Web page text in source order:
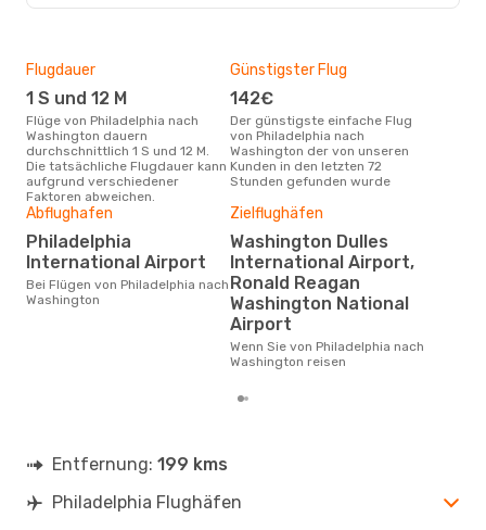
Flugdauer
1 S und 12 M
Flüge von Philadelphia nach
Washington dauern
durchschnittlich 1 S und 12 M.
Die tatsächliche Flugdauer kann
aufgrund verschiedener
Faktoren abweichen.
Günstigster Flug
142€
Der günstigste einfache Flug
von Philadelphia nach
Washington der von unseren
Kunden in den letzten 72
Stunden gefunden wurde
Abflughafen
Philadelphia
International Airport
Bei Flügen von Philadelphia nach
Washington
Zielflughäfen
Washington Dulles
International Airport,
Ronald Reagan
Washington National
Airport
Wenn Sie von Philadelphia nach
Washington reisen
Entfernung: 199 kms
Philadelphia Flughäfen